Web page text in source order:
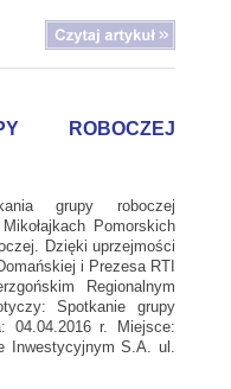
ROBOCZEJ
grupy roboczej
Pomorskich
Dzięki uprzejmości
i Prezesa RTI
Regionalnym
Spotkanie grupy
04.04.2016 r. Miejsce:
Inwestycyjnym S.A. ul.